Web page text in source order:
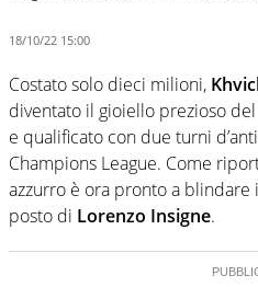
18/10/22 15:00
Costato solo dieci milioni,
diventato il gioiello prezioso del
e qualificato con due turni
Champions League. Come
azzurro è ora pronto a blindare
posto di Lorenzo Insigne.